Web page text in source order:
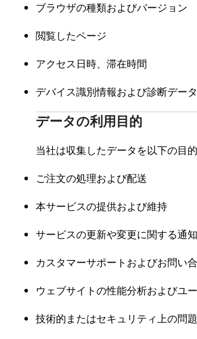
ブラウザの種類およびバージョン
閲覧したページ
アクセス日時、滞在時間
デバイス識別情報および診断データ
データの利用目的
当社は収集したデータを以下の目
ご注文の処理および配送
本サービスの提供および維持
サービスの更新や変更に関する通知
カスタマーサポートおよびお問い
ウェブサイトの性能分析およびユ
技術的またはセキュリティ上の問